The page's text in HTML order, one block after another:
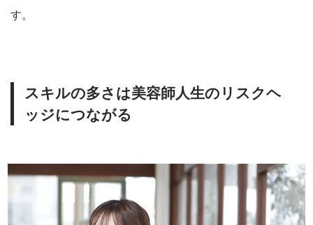
す。
スキルの多さは美容師人生のリスクヘ
ッジにつながる